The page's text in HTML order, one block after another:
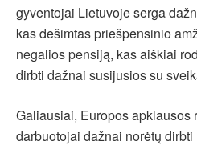
gyventojai Lietuvoje serga
kas dešimtas priešpensinio
negalios pensiją, kas aiškiai
dirbti dažnai susijusios su
Galiausiai, Europos apklausos
darbuotojai dažnai norėtų